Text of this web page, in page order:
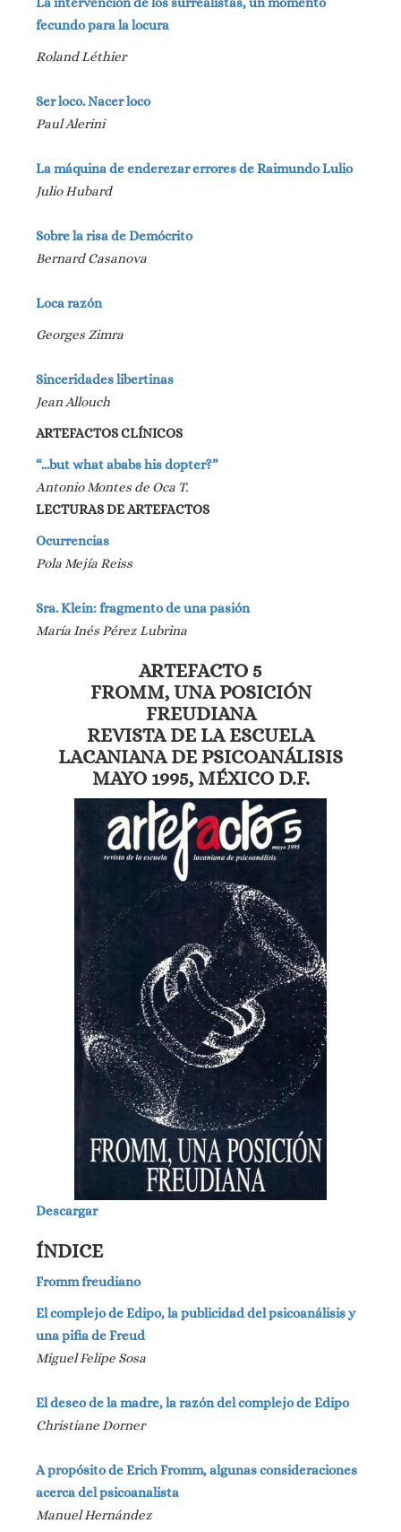
fecundo para la locura
Roland Léthier
Ser loco. Nacer loco
Paul Alerini
La máquina de enderezar errores de Raimundo Lulio
Julio Hubard
Sobre la risa de Demócrito
Bernard Casanova
Loca razón
Georges Zimra
Sinceridades libertinas
Jean Allouch
ARTEFACTOS CLÍNICOS
“…but what ababs his dopter?”
Antonio Montes de Oca T.
LECTURAS DE ARTEFACTOS
Ocurrencias
Pola Mejía Reiss
Sra. Klein: fragmento de una pasión
María Inés Pérez Lubrina
ARTEFACTO 5
FROMM, UNA POSICIÓN
FREUDIANA
REVISTA DE LA ESCUELA
LACANIANA DE PSICOANÁLISIS
MAYO 1995, MÉXICO D.F.
Descargar
ÍNDICE
Fromm freudiano
El complejo de Edipo, la publicidad del psicoanálisis y
una pifia de Freud
Miguel Felipe Sosa
El deseo de la madre, la razón del complejo de Edipo
Christiane Dorner
A propósito de Erich Fromm, algunas consideraciones
acerca del psicoanalista
Manuel Hernández